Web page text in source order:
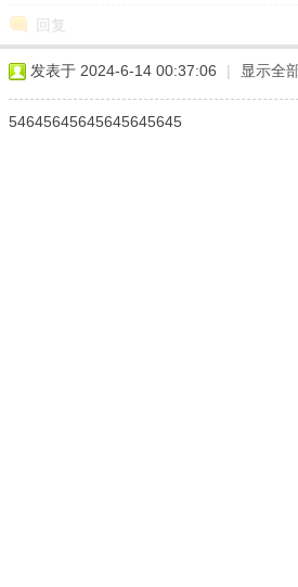
回复
发表于 2024-6-14 00:37:06 | 显示全
54645645645645645645